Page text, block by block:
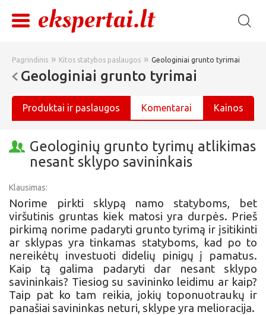
Pagrindinis » Kitos statybos paslaugos » Geologiniai grunto tyrimai
Geologiniai grunto tyrimai
Produktai ir paslaugos Komentarai Kainos
Geologinių grunto tyrimų atlikimas
nesant sklypo savininkais
Klausimas:
Norime pirkti sklypą namo statyboms, bet
viršutinis gruntas kiek matosi yra durpės. Prieš
pirkimą norime padaryti grunto tyrimą ir įsitikinti
ar sklypas yra tinkamas statyboms, kad po to
nereikėtų investuoti didelių pinigų į pamatus.
Kaip tą galima padaryti dar nesant sklypo
savininkais? Tiesiog su savininko leidimu ar kaip?
Taip pat ko tam reikia, jokių toponuotraukų ir
panašiai savininkas neturi, sklype yra melioracija.